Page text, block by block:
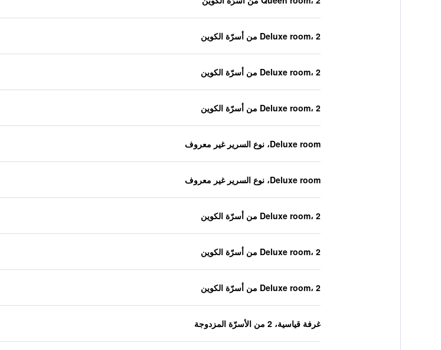
Deluxe room، 2 من أسرّة الكوين
Deluxe room، 2 من أسرّة الكوين
Deluxe room، 2 من أسرّة الكوين
Deluxe room، نوع السرير غير معروف
Deluxe room، نوع السرير غير معروف
Deluxe room، 2 من أسرّة الكوين
Deluxe room، 2 من أسرّة الكوين
Deluxe room، 2 من أسرّة الكوين
غرفة قياسية، 2 من الأسرّة المزدوجة